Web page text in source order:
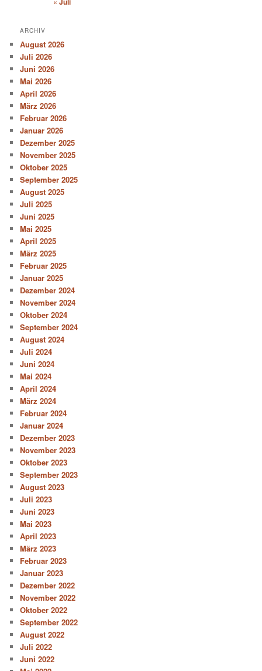
ARCHIV
August 2026
Juli 2026
Juni 2026
Mai 2026
April 2026
März 2026
Februar 2026
Januar 2026
Dezember 2025
November 2025
Oktober 2025
September 2025
August 2025
Juli 2025
Juni 2025
Mai 2025
April 2025
März 2025
Februar 2025
Januar 2025
Dezember 2024
November 2024
Oktober 2024
September 2024
August 2024
Juli 2024
Juni 2024
Mai 2024
April 2024
März 2024
Februar 2024
Januar 2024
Dezember 2023
November 2023
Oktober 2023
September 2023
August 2023
Juli 2023
Juni 2023
Mai 2023
April 2023
März 2023
Februar 2023
Januar 2023
Dezember 2022
November 2022
Oktober 2022
September 2022
August 2022
Juli 2022
Juni 2022